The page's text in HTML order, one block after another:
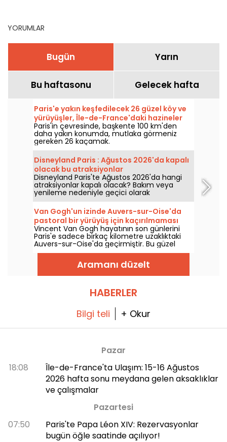
YORUMLAR
Bugün Yarın
Bu haftasonu Gelecek hafta
Paris'e yakın keşfedilecek 26 güzel köy ve
yürüyüşler, Île-de-France'daki hazineler
Paris'in çevresinde, başkente 100 km'den
daha yakın konumda, mutlaka görmeniz
gereken 26 kaçamak.
Disneyland Paris : Ağustos 2026'da kapalı
olacak bu atraksiyonlar
Disneyland Paris'te Ağustos 2026'da hangi
atraksiyonlar kapalı olacak? Bakım veya
yenileme nedeniyle geçici olarak
kullanılamayan atraksiyonların listesini
inceleyerek ziyaretinizi buna göre planlayın.
Van Gogh'un izinde Auvers-sur-Oise'da
pastoral bir yürüyüş için kaçırılmaması
gereken yerler
Vincent Van Gogh hayatının son günlerini
Paris'e sadece birkaç kilometre uzaklıktaki
Auvers-sur-Oise'da geçirmiştir. Bu güzel
kasaba, dünyanın en ünlü ressamlarından
birinin izinde yürümek için mükemmel bir
yerdir. Van Gogh ve Auvers kasabası henüz
tüm sırlarını açığa çıkarmadı...
Aramanı düzelt
HABERLER
Bilgi teli + Okur
Pazar
18:08
Île-de-France'ta Ulaşım: 15-16 Ağustos
2026 hafta sonu meydana gelen aksaklıklar
ve çalışmalar
Pazartesi
07:50
Paris'te Papa Léon XIV: Rezervasyonlar
bugün öğle saatinde açılıyor!